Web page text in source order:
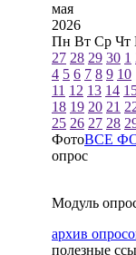
мая
2026
Пн Вт Ср Чт
27 28 29 30 1
4 5 6 7 8 9 10
11 12 13 14
18 19 20 21
25 26 27 28
ФотоВСЕ
опрос
Модуль
архив
полезные